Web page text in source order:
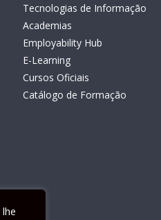
Tecnologias de Informação
Academias
Employability Hub
E-Learning
Cursos Oficiais
Catálogo de Formação